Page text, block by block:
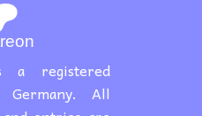
a registered
Germany. All